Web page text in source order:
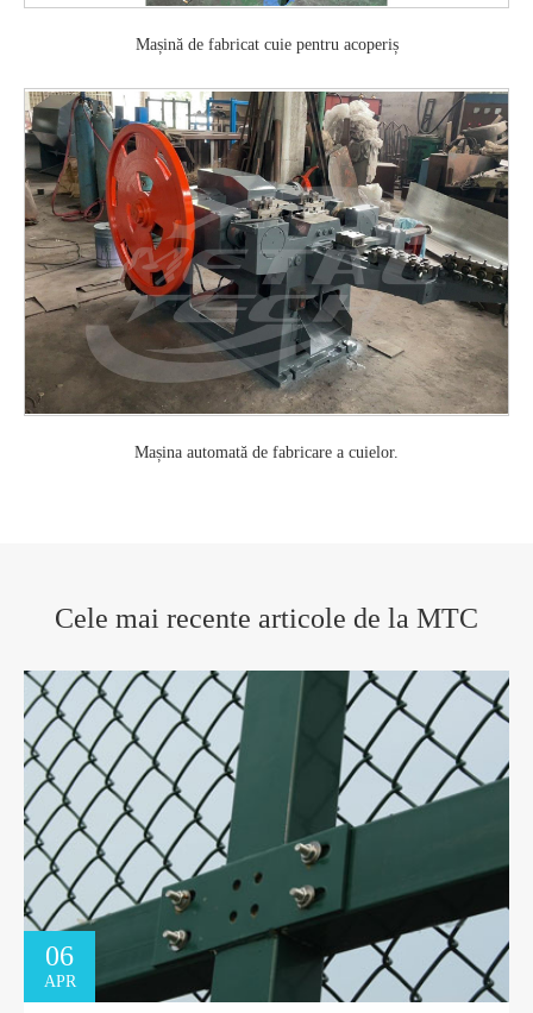
Mașină de fabricat cuie pentru acoperiș
Mașina automată de fabricare a cuielor.
Cele mai recente articole de la MTC
06
APR